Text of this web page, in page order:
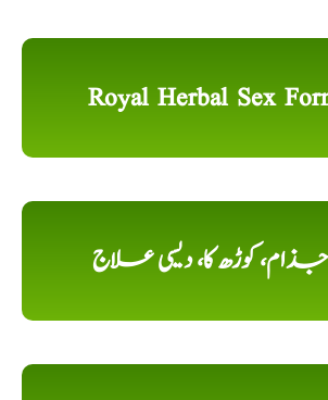
Royal Herbal Sex
کوڑھ کا، دیسی علاج